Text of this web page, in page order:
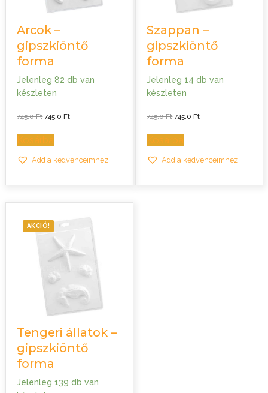
Arcok –
gipszkiöntő
forma
Jelenleg 82 db van
készleten
745,0FtOriginal
price
745,0 Ft.
745,0FtCurrent
Kosárba
Add a kedvenceimhez
Szappan –
gipszkiöntő
forma
Jelenleg 14 db van
készleten
745,0FtOriginal
price
745,0 Ft.
745,0FtCurrent
Kosárba
Add a kedvenceimhez
AKCIÓ!
Tengeri állatok –
gipszkiöntő
forma
Jelenleg 139 db van